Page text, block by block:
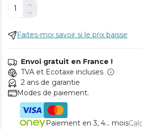
Faites-moi savoir si le prix baisse
Envoi gratuit en France !
TVA et Ecotaxe incluses
2 ans de garantie
Modes de paiement.
Paiement en 3, 4... mois